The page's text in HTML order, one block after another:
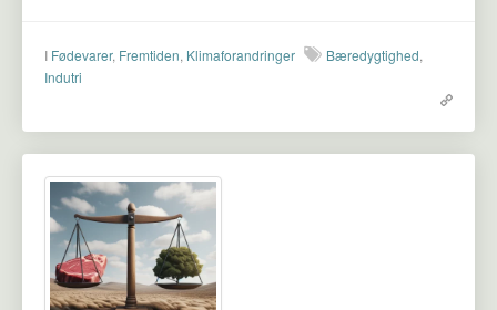
I Fødevarer, Fremtiden, Klimaforandringer Bæredygtighed,
Indutri